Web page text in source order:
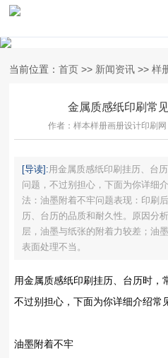
当前位置： 首页 >> 新闻资讯 >> 样
金属质感纸印刷常
作者：样本样册画册设计印刷网
[导读]: 用金属质感纸印刷挂历、台
问题，不过别担心，下面为你详细
法：油墨附着不牢问题表现‌：印刷
历、台历的品质和耐久性。原因分
层，油墨与纸张的附着力较差；油
表面处理不当。
用金属质感纸印刷挂历、台历时，
不过别担心，下面为你详细介绍常
油墨附着不牢